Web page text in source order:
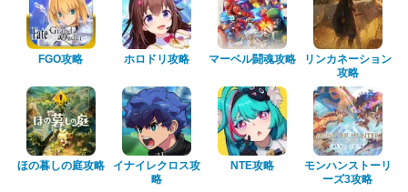
FGO攻略 ホロドリ攻略 マーベル闘魂攻略
リンカネーション
攻略
ほの暮しの庭攻略
イナイレクロス攻
略
NTE攻略
モンハンストーリ
ーズ3攻略